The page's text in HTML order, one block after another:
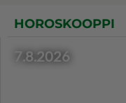
HOROSKOOPPI
7.8.2026